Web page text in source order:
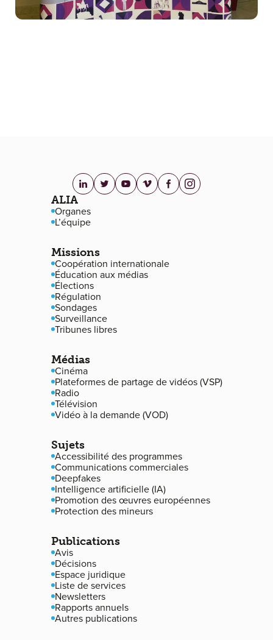
linkedin.com
twitter.com
youtube.com
vimeo.com
facebook.com
instagram.com
Navigation de pied de page
ALIA
Organes
L’équipe
Missions
Coopération internationale
Éducation aux médias
Élections
Régulation
Sondages
Surveillance
Tribunes libres
Médias
Cinéma
Plateformes de partage de vidéos (VSP)
Radio
Télévision
Vidéo à la demande (VOD)
Sujets
Accessibilité des programmes
Communications commerciales
Deepfakes
Intelligence artificielle (IA)
Promotion des œuvres européennes
Protection des mineurs
Publications
Avis
Décisions
Espace juridique
Liste de services
Newsletters
Rapports annuels
Autres publications